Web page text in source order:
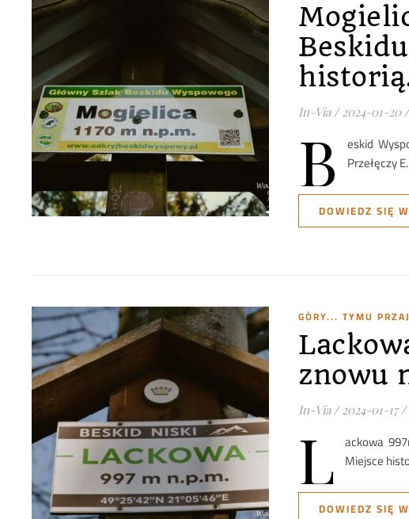
In-Via / 2024-01-20 /
B eskid
Przełęczy
DOWIEDZ SIĘ
GÓRY... TYMU
znowu
In-Via / 2024-01-17 /
L ackowa
Miejsce
DOWIEDZ SIĘ